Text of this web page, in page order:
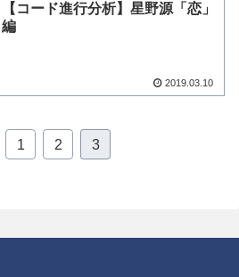
【コード進行分析】星野源「恋」
編
2019.03.10
1 2 3